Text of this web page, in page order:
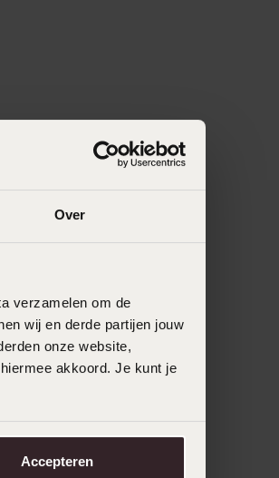
Over
verzamelen om de
wij en derde partijen jouw
onze website,
akkoord. Je kunt je
Accepteren